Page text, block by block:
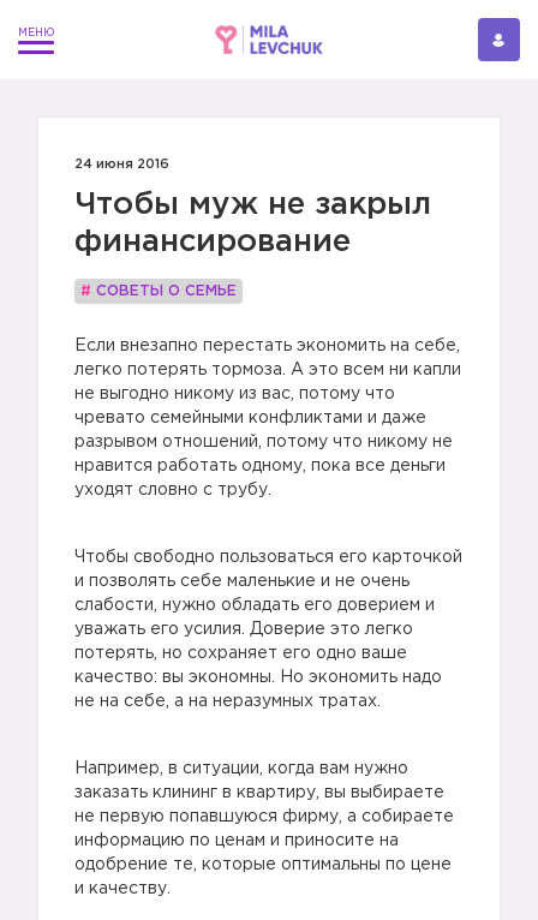
24 июня 2016
Чтобы муж не закрыл
финансирование
# СОВЕТЫ О СЕМЬЕ
Если внезапно перестать экономить на себе,
легко потерять тормоза. А это всем ни капли
не выгодно никому из вас, потому что
чревато семейными конфликтами и даже
разрывом отношений, потому что никому не
нравится работать одному, пока все деньги
уходят словно с трубу.
Чтобы свободно пользоваться его карточкой
и позволять себе маленькие и не очень
слабости, нужно обладать его доверием и
уважать его усилия. Доверие это легко
потерять, но сохраняет его одно ваше
качество: вы экономны. Но экономить надо
не на себе, а на неразумных тратах.
Например, в ситуации, когда вам нужно
заказать клининг в квартиру, вы выбираете
не первую попавшуюся фирму, а собираете
информацию по ценам и приносите на
одобрение те, которые оптимальны по цене
и качеству.